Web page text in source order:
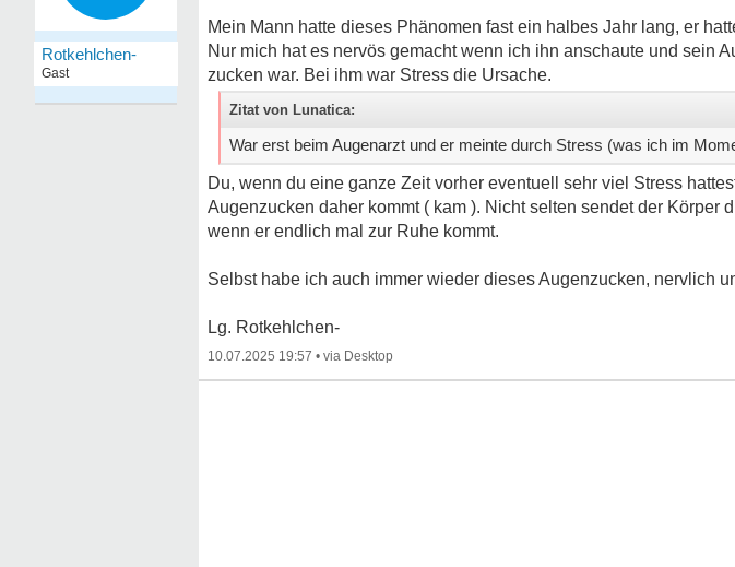
Rotkehlchen-
Gast
Mein Mann hatte dieses Phänomen fast ein halbes Jahr lang, er
Nur mich hat es nervös gemacht wenn ich ihn anschaute und sein
zucken war. Bei ihm war Stress die Ursache.
Zitat von Lunatica:
War erst beim Augenarzt und er meinte durch Stress (was ich im
Du, wenn du eine ganze Zeit vorher eventuell sehr viel Stress
Augenzucken daher kommt ( kam ). Nicht selten sendet der Körper
wenn er endlich mal zur Ruhe kommt.
Selbst habe ich auch immer wieder dieses Augenzucken, nervlich
Lg. Rotkehlchen-
10.07.2025 19:57 •